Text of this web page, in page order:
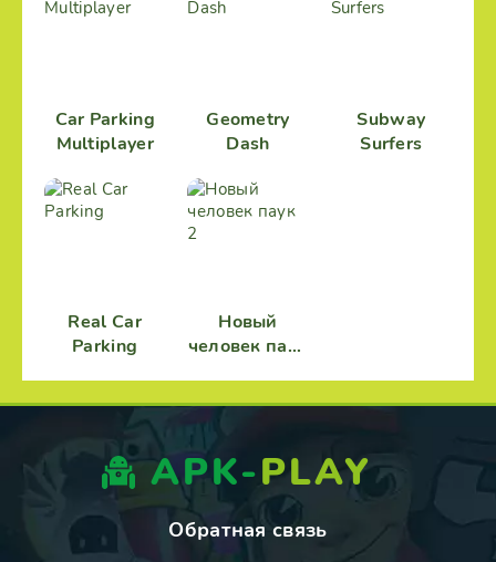
Car Parking
Multiplayer
Geometry
Dash
Subway
Surfers
Real Car
Parking
Новый
человек паук
APK-PLAY
Обратная связь